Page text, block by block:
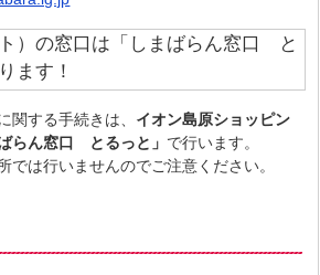
）の窓口は「しまばらん窓口 と
ます！
する手続きは、 イオン島原ショッピン
らん窓口 とるっと」 で行います。
は行いませんのでご注意ください。